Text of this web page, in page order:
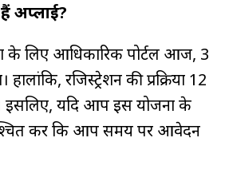
अप्लाई?
के लिए आधिकारिक पोर्टल आज, 3
रजिस्ट्रेशन की प्रक्रिया 12
इसलिए, यदि आप इस योजना के
करें कि आप समय पर आवेदन